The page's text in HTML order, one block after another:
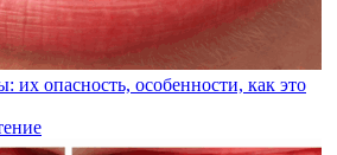
их опасность, особенности, как это